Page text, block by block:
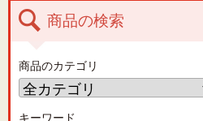
商品の検索
商品のカテゴリ
キーワード